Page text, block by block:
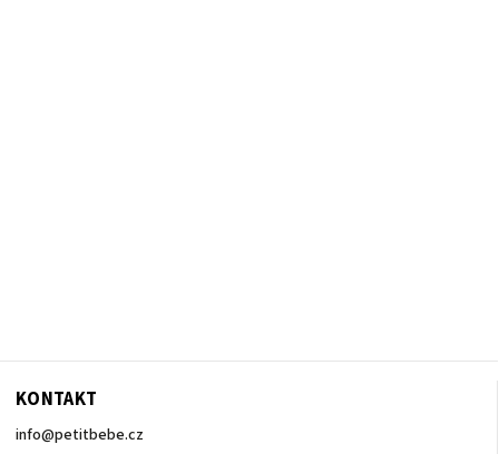
KONTAKT
info@petitbebe.cz